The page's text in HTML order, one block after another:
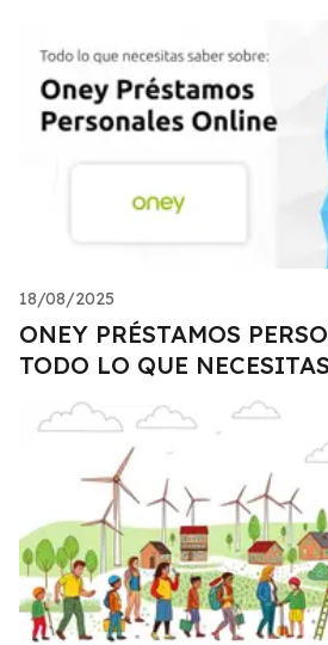
18/08/2025
ONEY PRÉSTAMOS
TODO LO QUE